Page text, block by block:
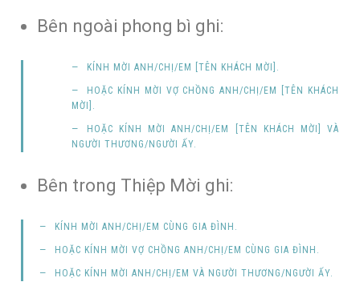
Bên ngoài phong bì ghi:
KÍNH MỜI ANH/CHỊ/EM TÊN KHÁCH MỜI ].
HOẶC KÍNH MỜI VỢ CHỒNG ANH/CHỊ/EM [TÊN KHÁCH
MỜI
].
HOẶC KÍNH MỜIANH/CHỊ/EM TÊN KHÁCH MỜI ]VÀ
NGƯỜI THƯƠNG/NGƯỜI ẤY.
Bên trong Thiệp Mời ghi:
KÍNH MỜI ANH/CHỊ/EM CÙNG GIA ĐÌNH .
HOẶC KÍNH MỜI VỢ CHỒNG ANH/CHỊ/EM CÙNG GIA ĐÌNH .
HOẶC KÍNH MỜI ANH/CHỊ/EM VÀ NGƯỜI THƯƠNG/NGƯỜI ẤY.